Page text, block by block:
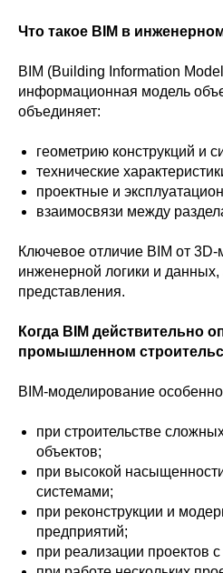
Что такое BIM в
BIM (Building Information
информационная модель
объединяет:
геометрию конструкций и
технические
проектные и
взаимосвязи между
Ключевое отличие BIM от
инженерной логики и данных,
представления.
Когда BIM действительно
промышленном
BIM-моделирование
при строительстве
объектов;
при высокой
системами;
при реконструкции и
предприятий;
при реализации проектов